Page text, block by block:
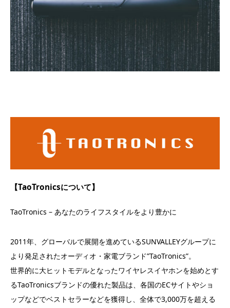
【TaoTronicsについて】
TaoTronics – あなたのライフスタイルをより豊かに
2011年、グローバルで展開を進めているSUNVALLEYグループに
より発足されたオーディオ・家電ブランド”TaoTronics”。
世界的に大ヒットモデルとなったワイヤレスイヤホンを始めとす
るTaoTronicsブランドの優れた製品は、各国のECサイトやショ
ップなどでベストセラーなどを獲得し、全体で3,000万を超える